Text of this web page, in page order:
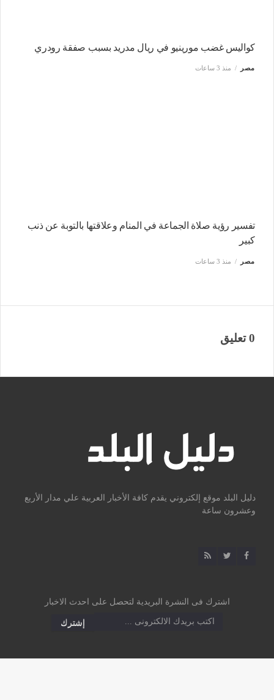
كواليس غضب مورينيو في ريال مدريد بسبب صفقة رودري
مصر منذ 3 ساعات
تفسير رؤية صلاة الجماعة في المنام وعلاقتها بالتوبة عن ذنب
كبير
مصر منذ 3 ساعات
0 تعليق
دليل البلد موقع إلكتروني يقدم كافة الأخبار العربية علي مدار الأربع
وعشرون ساعة
اشترك فى النشرة البريدية لتحصل على احدث الاخبار